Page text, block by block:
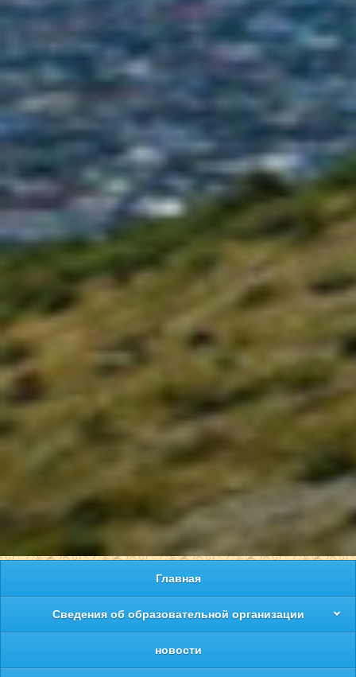
Главная
Сведения об образовательной организации
новости